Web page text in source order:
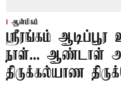
ஆன்மிகம்
ஸ்ரீரங்கம் ஆடிப்பூர
நாள்... ஆண்டாள்
திருக்கல்யாண